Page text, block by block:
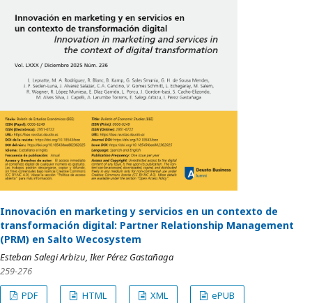
Innovación en marketing y servicios en un contexto de
transformación digital: Partner Relationship Management
(PRM) en Salto Wecosystem
Esteban Salegi Arbizu, Iker Pérez Gastañaga
259-276
PDF
HTML XML
ePUB